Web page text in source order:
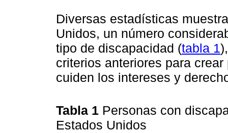
Diversas estadísticas
Unidos, un número
tipo de discapacidad (tabla 1
criterios anteriores para
cuiden los intereses y
Tabla 1 Personas con
Estados Unidos